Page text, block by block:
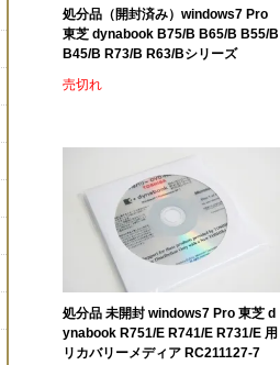
処分品（開封済み）windows7 Pro
東芝 dynabook B75/B B65/B B55/B
B45/B R73/B R63/Bシリーズ
売切れ
処分品 未開封 windows7 Pro 東芝 d
ynabook R751/E R741/E R731/E 用
リカバリーメディア RC211127-7